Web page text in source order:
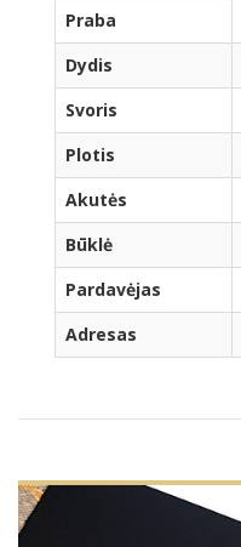
Praba
Dydis
Svoris
Plotis
Akutės
Būklė
Pardavėjas
Adresas